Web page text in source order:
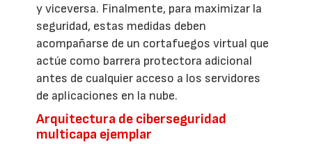
y viceversa. Finalmente, para maximizar la
seguridad, estas medidas deben
acompañarse de un cortafuegos virtual que
actúe como barrera protectora adicional
antes de cualquier acceso a los servidores
de aplicaciones en la nube.
Arquitectura de ciberseguridad
multicapa ejemplar